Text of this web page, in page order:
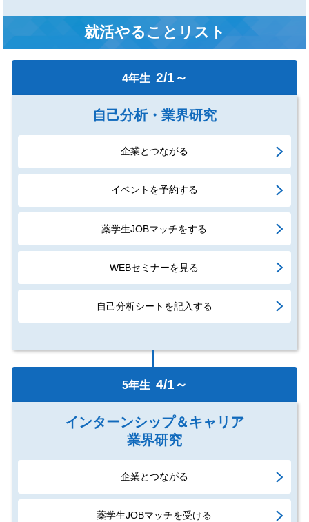
就活やることリスト
4年生 2/1～
自己分析・業界研究
企業とつながる
イベントを予約する
薬学生JOBマッチをする
WEBセミナーを見る
自己分析シートを記入する
5年生 4/1～
インターンシップ＆キャリア
業界研究
企業とつながる
薬学生JOBマッチを受ける